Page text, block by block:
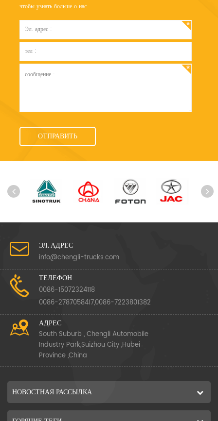
чтобы узнать больше о нас.
ЭЛ. АДРЕС
info@chengli-trucks.com
ТЕЛЕФОН
0086-15072324118
0086-2787058417,0086-7223801382
АДРЕС
South Suburb , Chengli Automobile
Industry Park,Suizhou City ,Hubei
Province ,China
НОВОСТНАЯ РАССЫЛКА